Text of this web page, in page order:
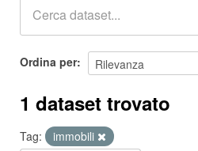
Ordina per
1 dataset trovato
Tag:
immobili